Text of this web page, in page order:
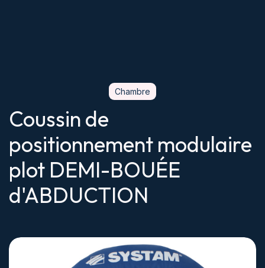
Chambre
Coussin de
positionnement modulaire
plot DEMI-BOUÉE
d'ABDUCTION